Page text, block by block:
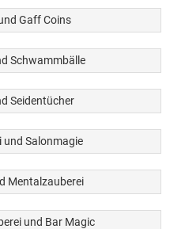
Gaff Coins
Schwammbälle
Seidentücher
und Salonmagie
Mentalzauberei
und Bar Magic